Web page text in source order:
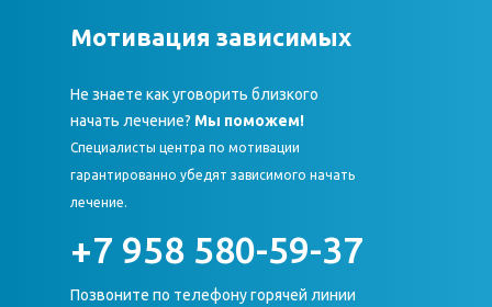
Мотивация зависимых
Не знаете как уговорить близкого
начать лечение? Мы поможем!
Специалисты центра по мотивации
гарантированно убедят зависимого начать
лечение.
+7 958 580-59-37
Позвоните по телефону горячей линии